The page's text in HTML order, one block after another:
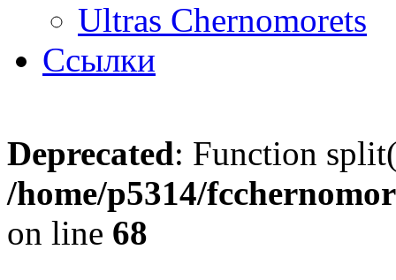
Ultras Chernomorets
Ссылки
Deprecated: Function
/home/p5314/
on line 68